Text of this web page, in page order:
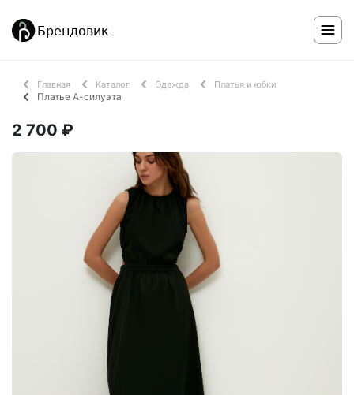
Главная Каталог Одежда Платья и юбки
Платье А-силуэта
2 700 ₽